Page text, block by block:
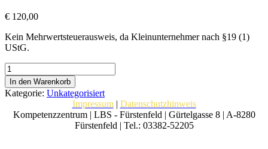
€ 120,00
Kein Mehrwertsteuerausweis, da Kleinunternehmer nach §19 (1)
UStG.
Vorbereitungskurs
2
für
die
Lehrabschlussprüfung
für
In den Warenkorb
Kategorie: Unkategorisiert
Impressum| Datenschutzhinweis
Kompetenzzentrum | LBS - Fürstenfeld | Gürtelgasse 8 | A-8280
Fürstenfeld | Tel.: 03382-52205